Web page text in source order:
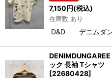
7,150円(税込)
在庫数 あり
D&D デニムダン
ック 長袖 Tシャ
[22680428]